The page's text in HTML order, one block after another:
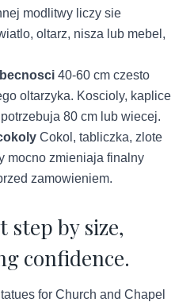
modlitwy liczy sie
oltarz, nisza lub mebel,
40-60 cm czesto
oltarzyka. Koscioly, kaplice
80 cm lub wiecej.
Cokol, tabliczka, zlote
mocno zmieniaja finalny
zamowieniem.
step by size,
confidence.
for Church and Chapel